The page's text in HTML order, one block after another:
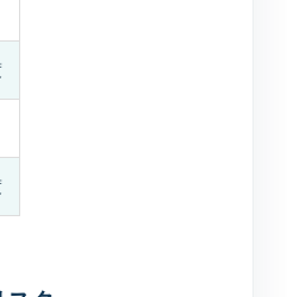
ジ、電話番号、診
。
します。